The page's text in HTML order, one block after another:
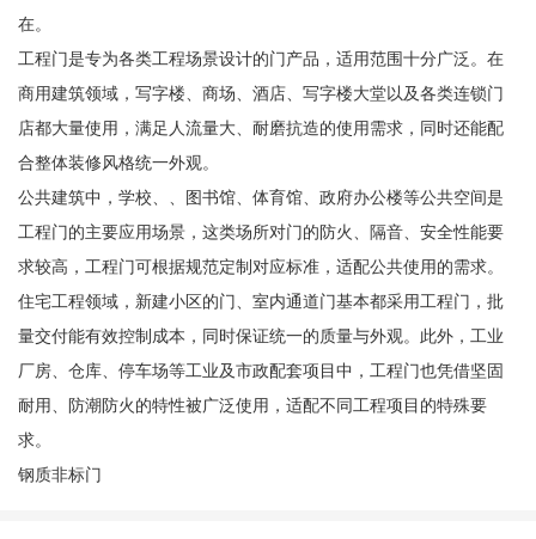
在。
工程门是专为各类工程场景设计的门产品，适用范围十分广泛。在
商用建筑领域，写字楼、商场、酒店、写字楼大堂以及各类连锁门
店都大量使用，满足人流量大、耐磨抗造的使用需求，同时还能配
合整体装修风格统一外观。
公共建筑中，学校、、图书馆、体育馆、政府办公楼等公共空间是
工程门的主要应用场景，这类场所对门的防火、隔音、安全性能要
求较高，工程门可根据规范定制对应标准，适配公共使用的需求。
住宅工程领域，新建小区的门、室内通道门基本都采用工程门，批
量交付能有效控制成本，同时保证统一的质量与外观。此外，工业
厂房、仓库、停车场等工业及市政配套项目中，工程门也凭借坚固
耐用、防潮防火的特性被广泛使用，适配不同工程项目的特殊要
求。
钢质非标门